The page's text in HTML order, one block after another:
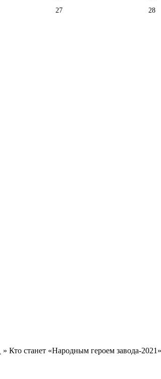
27
28
» Кто станет «Народным героем завода-